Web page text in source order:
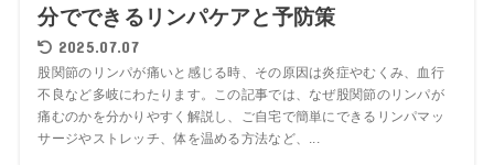
分でできるリンパケアと予防策
2025.07.07
股関節のリンパが痛いと感じる時、その原因は炎症やむくみ、血行
不良など多岐にわたります。この記事では、なぜ股関節のリンパが
痛むのかを分かりやすく解説し、ご自宅で簡単にできるリンパマッ
サージやストレッチ、体を温める方法など、...